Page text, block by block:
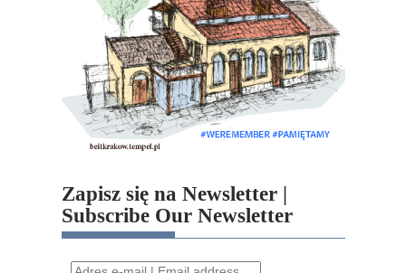
Zapisz się na Newsletter |
Subscribe Our Newsletter